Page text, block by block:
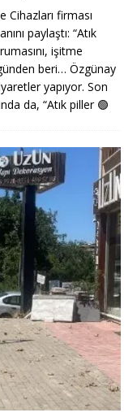
Cihazları firması
paylaştı: “Atık
işitme
beri… Özgünay
yapıyor. Son
da, “Atık piller 🟢